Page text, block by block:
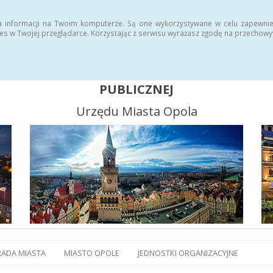
na Twoim komputerze. Są one wykorzystywane w celu
w Twojej przeglądarce. Korzystając z serwisu wyrażasz zgodę na
PUBLICZNEJ
Urzędu Miasta Opola
MIASTA MIASTO OPOLE JEDNOSTKI ORGANIZACYJNE